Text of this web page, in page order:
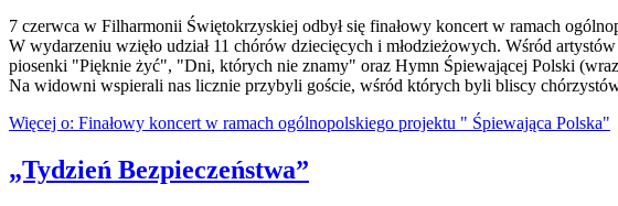
7 czerwca w Filharmonii Świętokrzyskiej odbył się finałowy koncert w ramach
W wydarzeniu wzięło udział 11 chórów dziecięcych i młodzieżowych. Wśród
piosenki "Pięknie żyć", "Dni, których nie znamy" oraz Hymn Śpiewającej Polski
Na widowni wspierali nas licznie przybyli goście, wśród których byli bliscy
Więcej o: Finałowy koncert w ramach ogólnopolskiego projektu " Śpiewająca Polska"
„Tydzień Bezpieczeństwa”